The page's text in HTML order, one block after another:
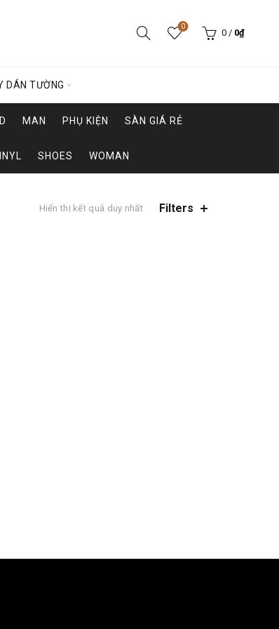
0
0 / 0₫
DÁN TƯỜNG
MAN PHỤ KIỆN SÀN GIÁ RẺ
SHOES WOMAN
Hiển thị kết quả duy nhất Filters